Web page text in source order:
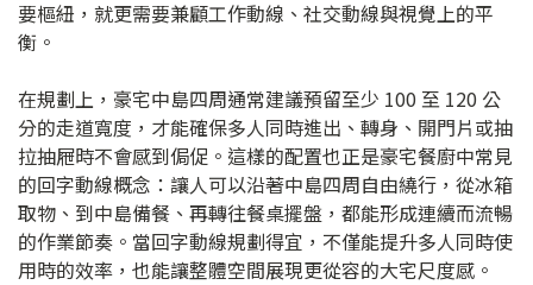
要樞紐，就更需要兼顧工作動線、社交動線與視覺上的平
衡。
在規劃上，豪宅中島四周通常建議預留至少 100 至 120 公
分的走道寬度，才能確保多人同時進出、轉身、開門片或抽
拉抽屜時不會感到侷促。這樣的配置也正是豪宅餐廚中常見
的回字動線概念：讓人可以沿著中島四周自由繞行，從冰箱
取物、到中島備餐、再轉往餐桌擺盤，都能形成連續而流暢
的作業節奏。當回字動線規劃得宜，不僅能提升多人同時使
用時的效率，也能讓整體空間展現更從容的大宅尺度感。